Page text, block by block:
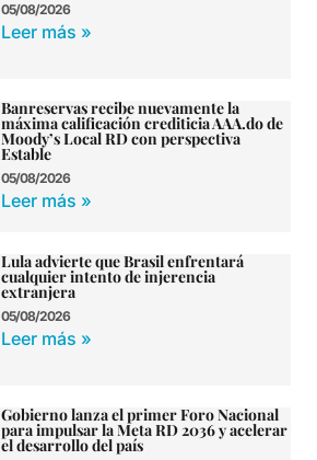
05/08/2026
Leer más »
Banreservas recibe nuevamente la
máxima calificación crediticia AAA.do de
Moody’s Local RD con perspectiva
Estable
05/08/2026
Leer más »
Lula advierte que Brasil enfrentará
cualquier intento de injerencia
extranjera
05/08/2026
Leer más »
Gobierno lanza el primer Foro Nacional
para impulsar la Meta RD 2036 y acelerar
el desarrollo del país